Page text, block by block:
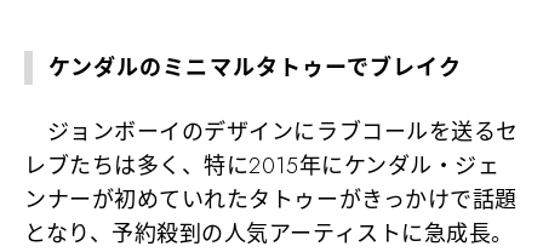
ケンダルのミニマルタトゥーでブレイク
ジョンボーイのデザインにラブコールを送るセ
レブたちは多く、特に2015年にケンダル・ジェ
ンナーが初めていれたタトゥーがきっかけで話題
となり、予約殺到の人気アーティストに急成長。